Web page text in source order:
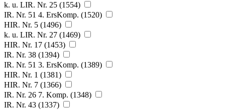
k. u. LIR. Nr. 25 (1554)
IR. Nr. 51 4. ErsKomp. (1520)
HIR. Nr. 5 (1496)
k. u. LIR. Nr. 27 (1469)
HIR. Nr. 17 (1453)
IR. Nr. 38 (1394)
IR. Nr. 51 3. ErsKomp. (1389)
HIR. Nr. 1 (1381)
HIR. Nr. 7 (1366)
IR. Nr. 26 7. Komp. (1348)
IR. Nr. 43 (1337)